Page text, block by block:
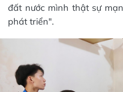
đất nước mình thật sự
phát triển".